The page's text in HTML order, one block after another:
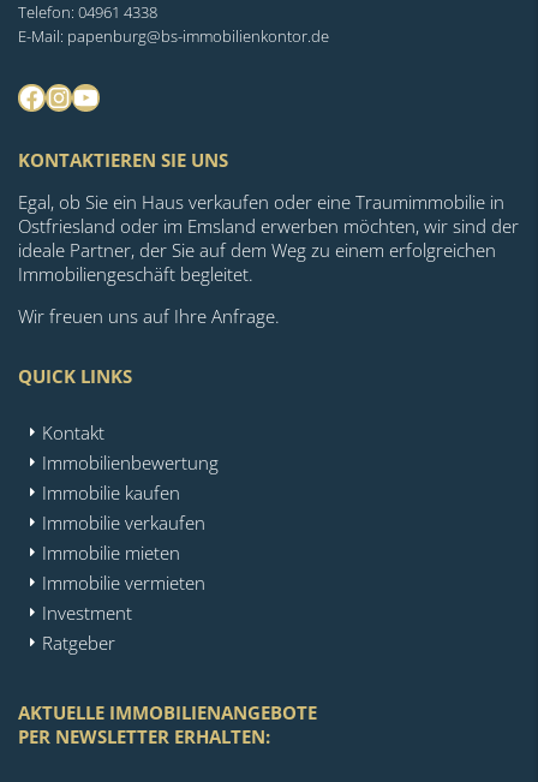
Telefon: 04961 4338
E-Mail: papenburg@bs-immobilienkontor.de
Facebook
Instagram
YouTube
KONTAKTIEREN SIE UNS
Egal, ob Sie ein Haus verkaufen oder eine Traumimmobilie in
Ostfriesland oder im Emsland erwerben möchten, wir sind der
ideale Partner, der Sie auf dem Weg zu einem erfolgreichen
Immobiliengeschäft begleitet.
Wir freuen uns auf Ihre Anfrage.
QUICK LINKS
Kontakt
Immobilienbewertung
Immobilie kaufen
Immobilie verkaufen
Immobilie mieten
Immobilie vermieten
Investment
Ratgeber
AKTUELLE IMMOBILIENANGEBOTE
PER NEWSLETTER ERHALTEN: